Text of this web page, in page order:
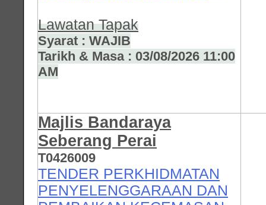
Lawatan Tapak
Syarat : WAJIB
Tarikh & Masa : 03/08/2026 11:00
AM
Majlis Bandaraya
Seberang Perai
T0426009
TENDER PERKHIDMATAN
PENYELENGGARAAN DAN